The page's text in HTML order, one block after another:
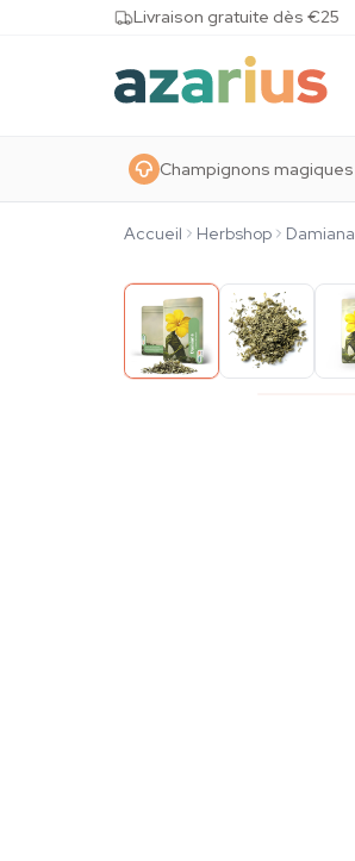
Skip to contentLivraison gratuite dès €25
Champignons magiques
Accueil Herbshop Damiana